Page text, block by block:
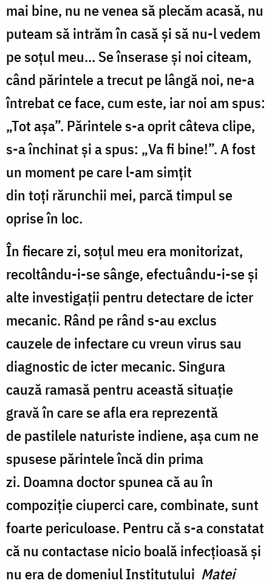
mai bine, nu ne venea să plecăm acasă, nu
puteam să intrăm în casă și să nu-l vedem
pe soțul meu... Se înserase și noi citeam,
când părintele a trecut pe lângă noi, ne-a
întrebat ce face, cum este, iar noi am spus:
„Tot așa”. Părintele s-a oprit câteva clipe,
s-a închinat și a spus: „Va fi bine!”.A fost
un moment pe care l-amsimţit
din toţi rărunchii mei, parcătimpul se
opriseîn loc.
În fiecare zi,soțul meu era monitorizat,
recoltându-i-se sânge, efectuându-i-seşi
alteinvestigaţii pentru detectare de icter
mecanic. Rând perânds-au exclus
cauzele de infectare cu vreun virus sau
diagnostic de icter mecanic. Singura
cauzăramasă pentru această situație
gravă în care se afla era reprezentă
depastilele naturiste indiene, așa cum ne
spusese părintele încă din prima
zi. Doamna doctorspunea că au în
compoziție ciuperci care, combinate, sunt
foarte periculoase. Pentru că s-a constatat
că nu contactase nicio boală infecţioasă şi
nu era de domeniul Institutului Matei